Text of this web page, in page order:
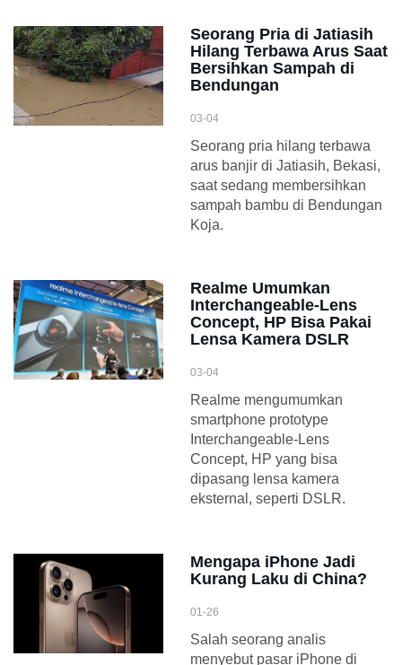
Seorang Pria di Jatiasih
Hilang Terbawa Arus Saat
Bersihkan Sampah di
Bendungan
03-04
Seorang pria hilang terbawa
arus banjir di Jatiasih, Bekasi,
saat sedang membersihkan
sampah bambu di Bendungan
Koja.
Realme Umumkan
Interchangeable-Lens
Concept, HP Bisa Pakai
Lensa Kamera DSLR
03-04
Realme mengumumkan
smartphone prototype
Interchangeable-Lens
Concept, HP yang bisa
dipasang lensa kamera
eksternal, seperti DSLR.
Mengapa iPhone Jadi
Kurang Laku di China?
01-26
Salah seorang analis
menyebut pasar iPhone di